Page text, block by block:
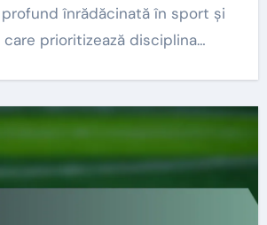
înrădăcinată în sport și
prioritizează disciplina…